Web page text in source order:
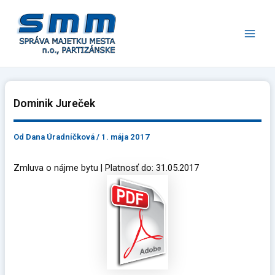
obsah
Dominik Jureček
Od Dana Úradníčková/ 1. mája 2017
Zmluva o nájme bytu | Platnosť do: 31.05.2017